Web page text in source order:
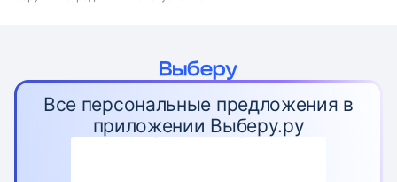
Все персональные предложения в
приложении Выберу.ру